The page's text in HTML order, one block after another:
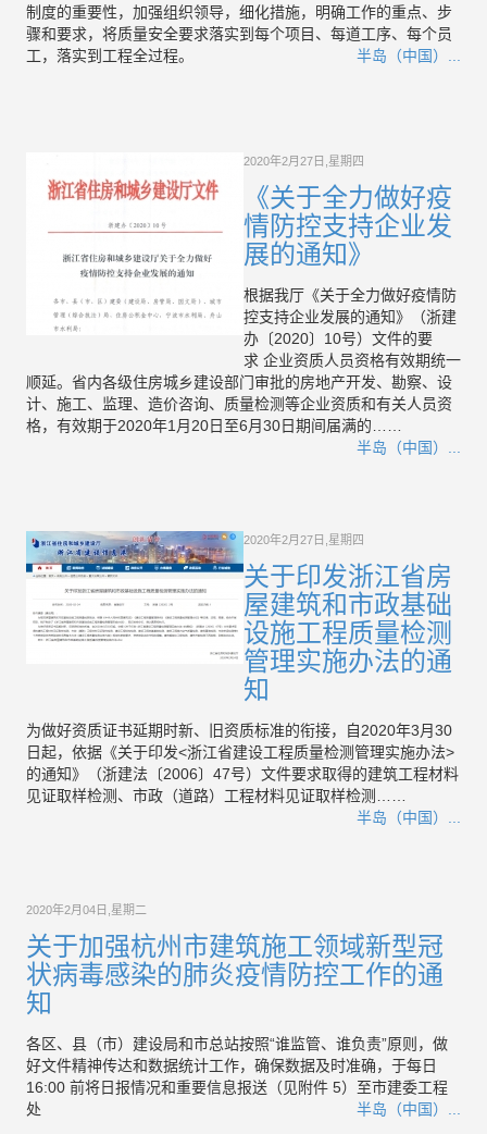
制度的重要性，加强组织领导，细化措施，明确工作的重点、步
骤和要求，将质量安全要求落实到每个项目、每道工序、每个员
工，落实到工程全过程。
半岛（中国）...
2020年2月27日,星期四
《关于全力做好疫
情防控支持企业发
展的通知》
根据我厅《关于全力做好疫情防
控支持企业发展的通知》（浙建
办〔2020〕10号）文件的要
求 企业资质人员资格有效期统一
顺延。省内各级住房城乡建设部门审批的房地产开发、勘察、设
计、施工、监理、造价咨询、质量检测等企业资质和有关人员资
格，有效期于2020年1月20日至6月30日期间届满的……
半岛（中国）...
2020年2月27日,星期四
关于印发浙江省房
屋建筑和市政基础
设施工程质量检测
管理实施办法的通
知
为做好资质证书延期时新、旧资质标准的衔接，自2020年3月30
日起，依据《关于印发<浙江省建设工程质量检测管理实施办法>
的通知》（浙建法〔2006〕47号）文件要求取得的建筑工程材料
见证取样检测、市政（道路）工程材料见证取样检测……
半岛（中国）...
2020年2月04日,星期二
关于加强杭州市建筑施工领域新型冠
状病毒感染的肺炎疫情防控工作的通
知
各区、县（市）建设局和市总站按照“谁监管、谁负责”原则，做
好文件精神传达和数据统计工作，确保数据及时准确，于每日
16:00 前将日报情况和重要信息报送（见附件 5）至市建委工程
处
半岛（中国）...